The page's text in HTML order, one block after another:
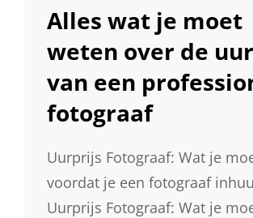
Alles wat je moet
weten over de
van een
fotograaf
Uurprijs Fotograaf: Wat je
voordat je een fotograaf
Uurprijs Fotograaf: Wat je